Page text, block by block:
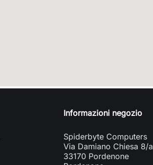
Informazioni negozio
Spiderbyte Computers
Via Damiano Chiesa 8/a
33170 Pordenone